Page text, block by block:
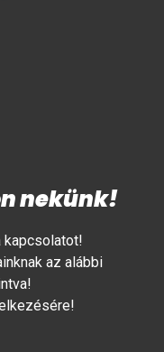
nekünk!
kapcsolatot!
az alábbi